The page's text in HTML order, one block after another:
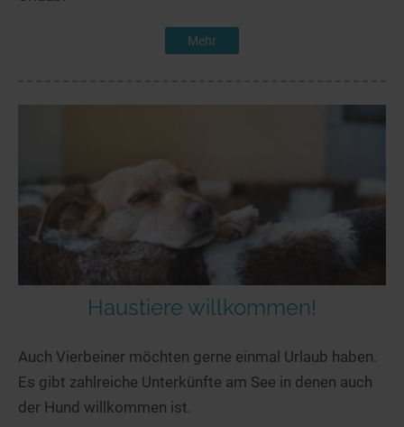
Mehr
Haustiere willkommen!
Auch Vierbeiner möchten gerne einmal Urlaub haben.
Es gibt zahlreiche Unterkünfte am See in denen auch
der Hund willkommen ist.